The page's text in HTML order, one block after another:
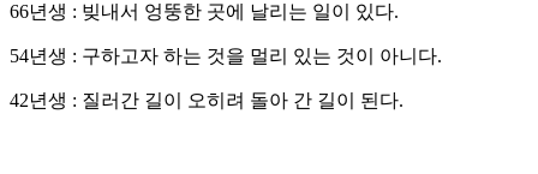
66년생 : 빚내서 엉뚱한 곳에 날리는 일이 있다.
54년생 : 구하고자 하는 것을 멀리 있는 것이 아니다.
42년생 : 질러간 길이 오히려 돌아 간 길이 된다.